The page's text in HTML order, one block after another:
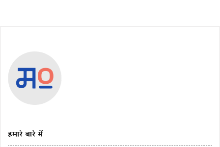
हमारे बारे में